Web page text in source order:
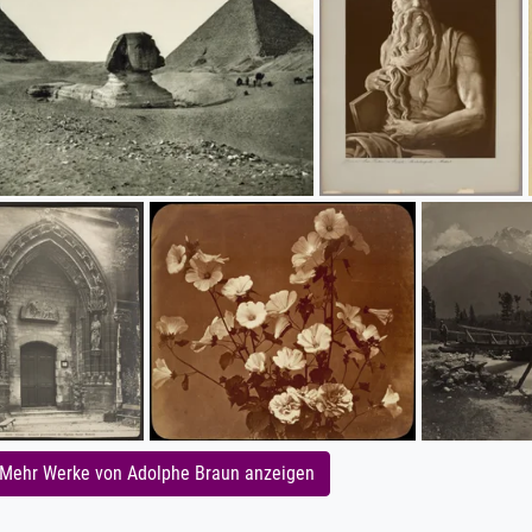
Mehr Werke von Adolphe Braun anzeigen